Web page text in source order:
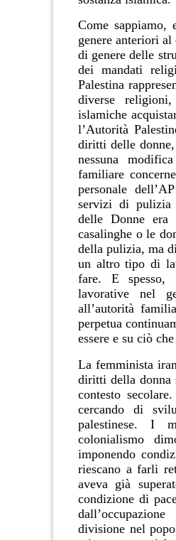
Come sappiamo,
genere anteriori
di genere delle
dei mandati
Palestina
diverse
islamiche
l’Autorità
diritti delle
nessuna
familiare
personale
servizi di pulizia
delle Donne
casalinghe o le
della pulizia, ma
un altro tipo di
fare. E spesso,
lavorative nel
all’autorità
perpetua
essere e su ciò
La femminista
diritti della donna
contesto
cercando di
palestinese. I
colonialismo
imponendo
riescano a farli
aveva già
condizione di
dall’
divisione nel